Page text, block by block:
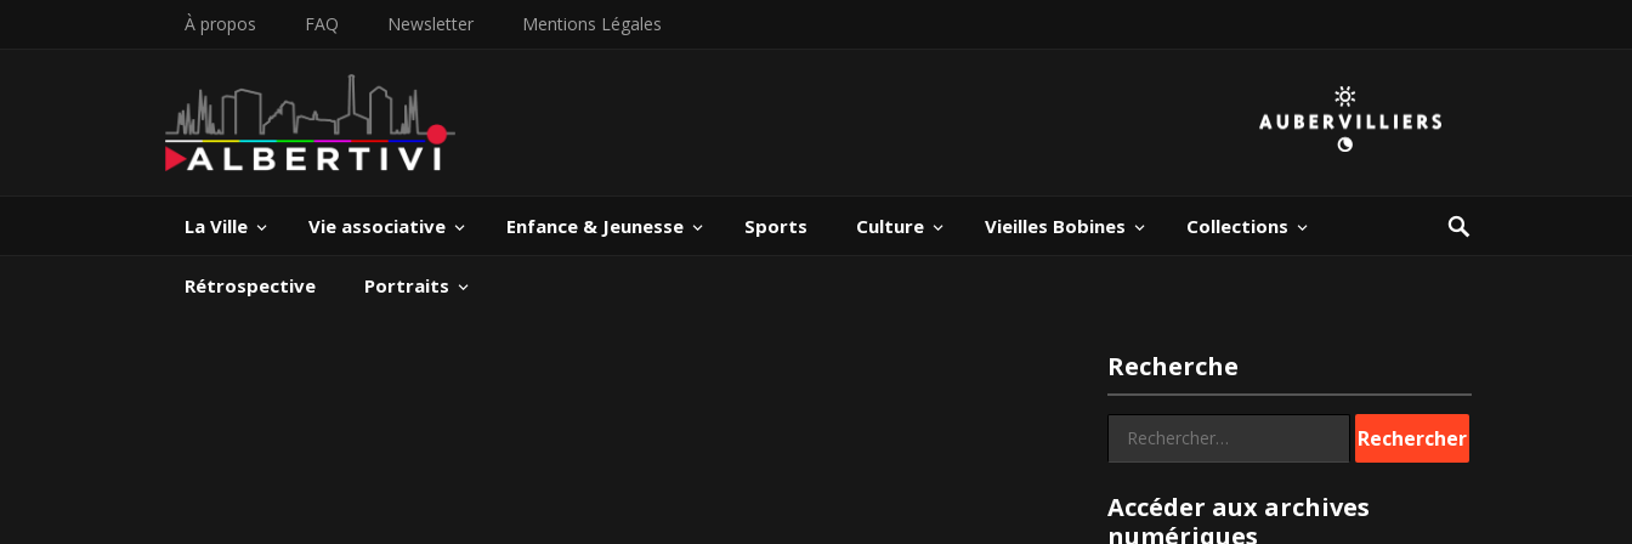
À propos FAQ Newsletter Mentions Légales
La Ville Vie associative Enfance & Jeunesse Sports Culture Vieilles Bobines Collections
Rétrospective Portraits
Recherche
Rechercher :
Accéder aux archives
numériques